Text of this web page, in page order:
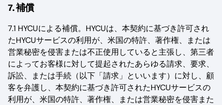
7. 補償
7.1 HYCUによる補償。HYCUは、本契約に基づき許可され
たHYCUサービスの利用が、米国の特許、著作権、または
営業秘密を侵害または不正使用していると主張し、第三者
によってお客様に対して提起されたあらゆる請求、要求、
訴訟、または手続（以下「請求」といいます）に対し、顧
客を弁護し、本契約に基づき許可されたHYCUサービスの
利用が、米国の特許、著作権、または営業秘密を侵害また